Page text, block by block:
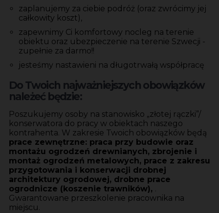
zaplanujemy za ciebie podróż (oraz zwrócimy jej
całkowity koszt),
zapewnimy Ci komfortowy nocleg na terenie
obiektu oraz ubezpieczenie na terenie Szwecji -
zupełnie za darmo!!
jesteśmy nastawieni na długotrwałą współpracę
Do Twoich najważniejszych obowiązków
należeć będzie:
Poszukujemy osoby na stanowisko „złotej rączki”/
konserwatora do pracy w obiektach naszego
kontrahenta. W zakresie Twoich obowiązków będą
prace zewnętrzne: praca przy budowie oraz
montażu ogrodzeń drewnianych, zbrojenie i
montaż ogrodzeń metalowych, prace z zakresu
przygotowania i konserwacji drobnej
architektury ogrodowej, drobne prace
ogrodnicze (koszenie trawników), .
Gwarantowane przeszkolenie pracownika na
miejscu.